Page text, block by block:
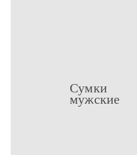
Сумки
мужские